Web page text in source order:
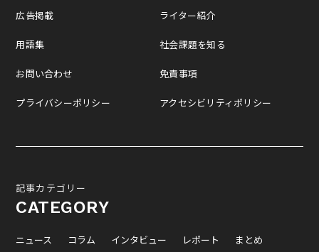
広告掲載
用語集
お問い合わせ
プライバシーポリシー
ライター紹介
社会課題を知る
免責事項
アクセシビリティポリシー
記事カテゴリー
CATEGORY
ニュース コラム インタビュー レポート
まとめ